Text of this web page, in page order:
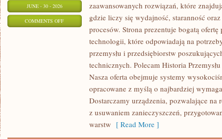
JUNE - 30 - 2026
COMMENTS OFFON
ENERGETYKA
zaawansowanych rozwiązań, które
gdzie liczy się wydajność, staranność
procesów. Strona prezentuje bogatą ofertę
technologii, które odpowiadają na
przemysłu i przedsiębiorstw
technicznych. Polecam Historia
Nasza oferta obejmuje systemy
opracowane z myślą o najbardziej
Dostarczamy urządzenia, pozwalające na
z usuwaniem zanieczyszczeń,
warstw [ Read More ]